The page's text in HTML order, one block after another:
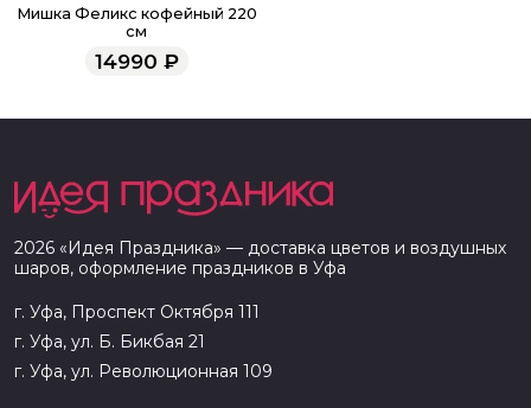
Мишка Феликс кофейный 220
см
14990 ₽
2026 «Идея Праздника» — доставка цветов и воздушных
шаров, оформление праздников в Уфа
г. Уфа, Проспект Октября 111
г. Уфа, ул. Б. Бикбая 21
г. Уфа, ул. Революционная 109